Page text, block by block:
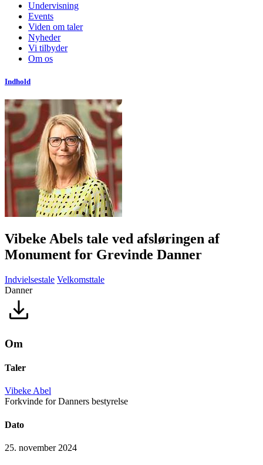
Undervisning
Events
Viden om taler
Nyheder
Vi tilbyder
Om os
Indhold
Vibeke Abels tale ved afsløringen af
Monument for Grevinde Danner
Indvielsestale Velkomsttale
Danner
Om
Taler
Vibeke Abel
Forkvinde for Danners bestyrelse
Dato
25. november 2024